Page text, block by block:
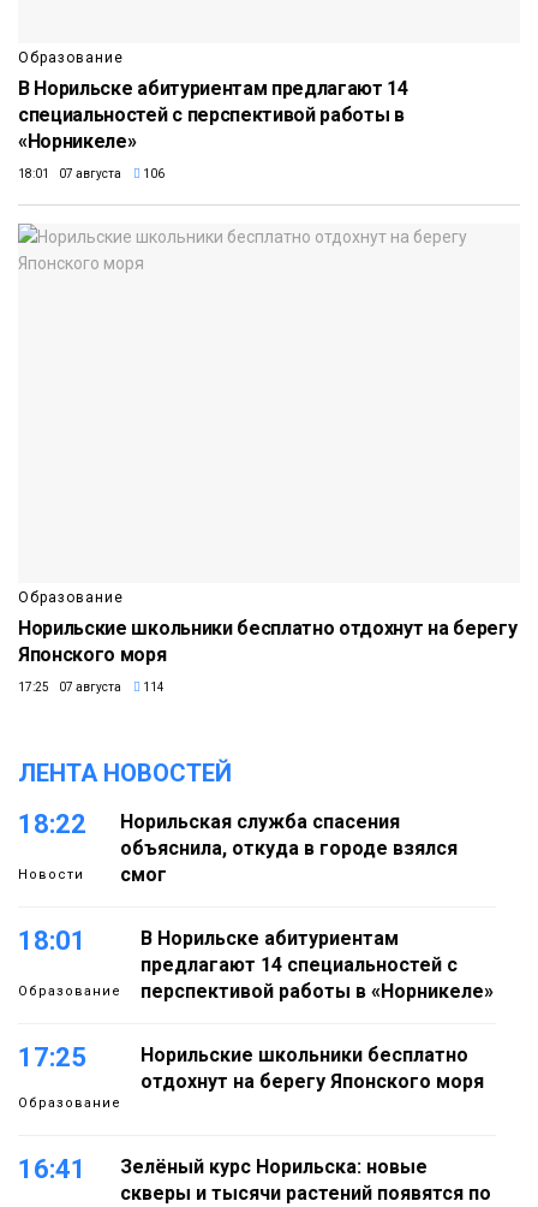
Образование
В Норильске абитуриентам предлагают 14
специальностей с перспективой работы в
«Норникеле»
18:01 07 августа 106
Образование
Норильские школьники бесплатно отдохнут на берегу
Японского моря
17:25 07 августа 114
ЛЕНТА НОВОСТЕЙ
18:22
Новости
Норильская служба спасения
объяснила, откуда в городе взялся
смог
18:01
Образование
В Норильске абитуриентам
предлагают 14 специальностей с
перспективой работы в «Норникеле»
17:25
Образование
Норильские школьники бесплатно
отдохнут на берегу Японского моря
16:41
Зелёный курс Норильска: новые
скверы и тысячи растений появятся по